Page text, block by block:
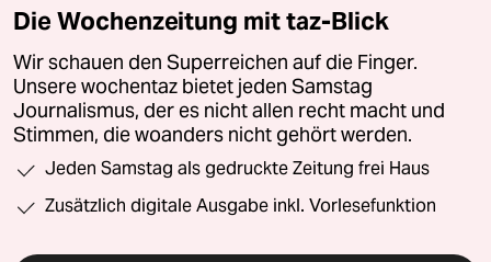
Die Wochenzeitung mit taz-Blick
Wir schauen den Superreichen auf die Finger.
Unsere wochentaz bietet jeden Samstag
Journalismus, der es nicht allen recht macht und
Stimmen, die woanders nicht gehört werden.
Jeden Samstag als gedruckte Zeitung frei Haus
Zusätzlich digitale Ausgabe inkl. Vorlesefunktion